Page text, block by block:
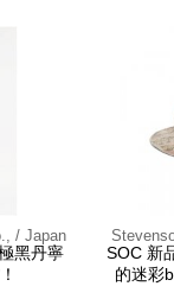
/ Japan
黑丹寧
SOC 新
的迷彩